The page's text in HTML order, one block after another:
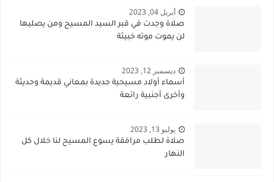
أبريل 04, 2023
صلاة وجدت في قبر السيد المسيح ومن يصليها
لن يموت موته خبيثة
ديسمبر 12, 2023
أسماء أولاد مسيحية جديدة بمعاني قديمة وحديثة
وأخرى أجنبية رائعة
يوليو 13, 2023
صلاة لطلب مرافقة يسوع المسيح لنا خلال كل
النهار